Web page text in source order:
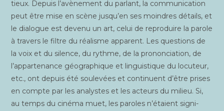
tieux. Depuis l’avènement du par­lant, la com­mu­ni­ca­tion
peut être mise en scène jusqu’en ses moindres détails, et
le dia­logue est deve­nu un art, celui de repro­duire la parole
à tra­vers le filtre du réa­lisme appa­rent. Les ques­tions de
la voix et du silence, du rythme, de la pro­non­cia­tion, de
l’appartenance géo­gra­phique et lin­guis­tique du locu­teur,
etc., ont depuis été sou­le­vées et conti­nuent d’être prises
en compte par les ana­lystes et les acteurs du milieu. Si,
au temps du ciné­ma muet, les paroles n’étaient signi­